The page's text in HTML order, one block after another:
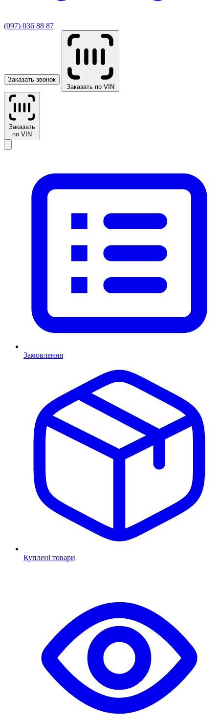
(097) 036 88 87
Заказать звонок
Заказать по VIN
Заказать
по VIN
Замовлення
Куплені товари